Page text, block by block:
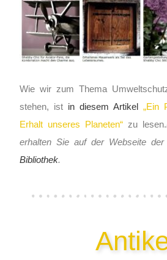
Wie wir zum Thema
stehen, ist in diesem Artikel„Ein
Erhalt unseres Planeten“ zu lesen.
erhalten Sie auf der Webseite
Bibliothek.